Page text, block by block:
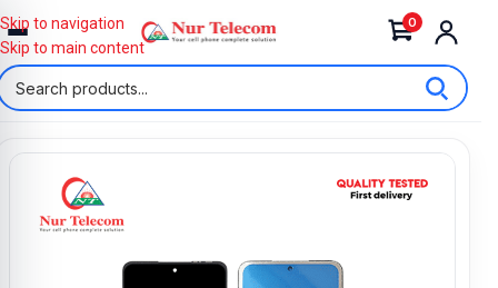
0
Skip to navigation
Skip to main content